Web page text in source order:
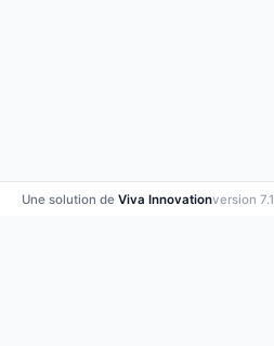
Une solution de Viva Innovationversion 7.1